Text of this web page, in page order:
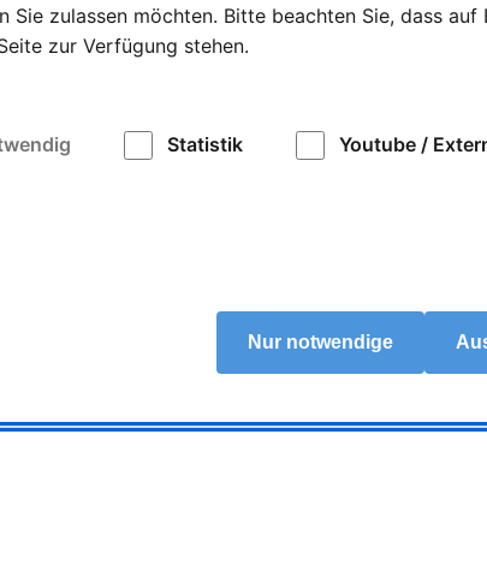
Logistik
Sie zulassen möchten. Bitte beachten Sie, dass
zur Verfügung stehen.
Statistik Youtube /
Nur notwendige